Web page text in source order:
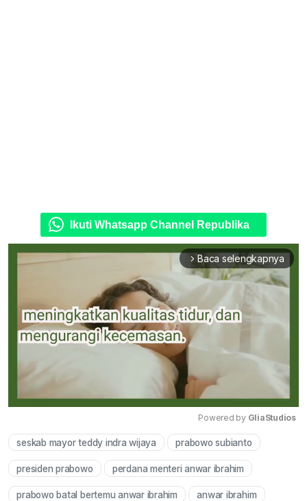
Ikuti Whatsapp Channel Republika
arrow_forward_ios Baca selengkapnya
Mute
Powered by GliaStudios
seskab mayor teddy indra wijaya prabowo subianto
presiden prabowo perdana menteri anwar ibrahim
prabowo batal bertemu anwar ibrahim anwar ibrahim